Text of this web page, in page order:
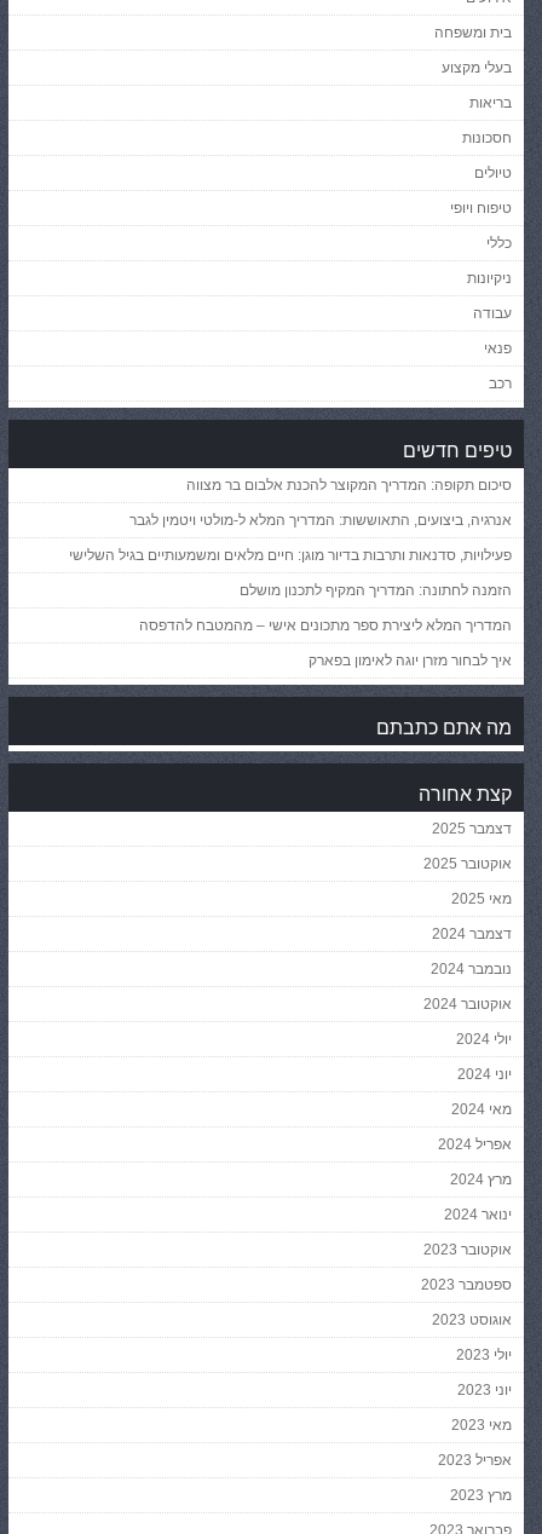
בית ומשפחה
בעלי מקצוע
בריאות
חסכונות
טיולים
טיפוח ויופי
כללי
ניקיונות
עבודה
פנאי
רכב
טיפים חדשים
סיכום תקופה: המדריך המקוצר להכנת אלבום בר מצווה
אנרגיה, ביצועים, התאוששות: המדריך המלא ל-מולטי ויטמין לגבר
פעילויות, סדנאות ותרבות בדיור מוגן: חיים מלאים ומשמעותיים בגיל השלישי
הזמנה לחתונה: המדריך המקיף לתכנון מושלם
המדריך המלא ליצירת ספר מתכונים אישי – מהמטבח להדפסה
איך לבחור מזרן יוגה לאימון בפארק
מה אתם כתבתם
קצת אחורה
דצמבר 2025
אוקטובר 2025
מאי 2025
דצמבר 2024
נובמבר 2024
אוקטובר 2024
יולי 2024
יוני 2024
מאי 2024
אפריל 2024
מרץ 2024
ינואר 2024
אוקטובר 2023
ספטמבר 2023
אוגוסט 2023
יולי 2023
יוני 2023
מאי 2023
אפריל 2023
מרץ 2023
פברואר 2023